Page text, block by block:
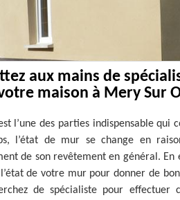
aux mains de
maison à Mery Sur
l’une des parties indispensable qui
l’état de mur se change en
de son revêtement en général. En
de votre mur pour donner de
de spécialiste pour effectuer